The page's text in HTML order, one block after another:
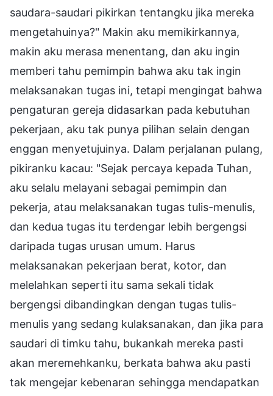
saudara-saudari pikirkan tentangku jika mereka
mengetahuinya?" Makin aku memikirkannya,
makin aku merasa menentang, dan aku ingin
memberi tahu pemimpin bahwa aku tak ingin
melaksanakan tugas ini, tetapi mengingat bahwa
pengaturan gereja didasarkan pada kebutuhan
pekerjaan, aku tak punya pilihan selain dengan
enggan menyetujuinya. Dalam perjalanan pulang,
pikiranku kacau: "Sejak percaya kepada Tuhan,
aku selalu melayani sebagai pemimpin dan
pekerja, atau melaksanakan tugas tulis-menulis,
dan kedua tugas itu terdengar lebih bergengsi
daripada tugas urusan umum. Harus
melaksanakan pekerjaan berat, kotor, dan
melelahkan seperti itu sama sekali tidak
bergengsi dibandingkan dengan tugas tulis-
menulis yang sedang kulaksanakan, dan jika para
saudari di timku tahu, bukankah mereka pasti
akan meremehkanku, berkata bahwa aku pasti
tak mengejar kebenaran sehingga mendapatkan